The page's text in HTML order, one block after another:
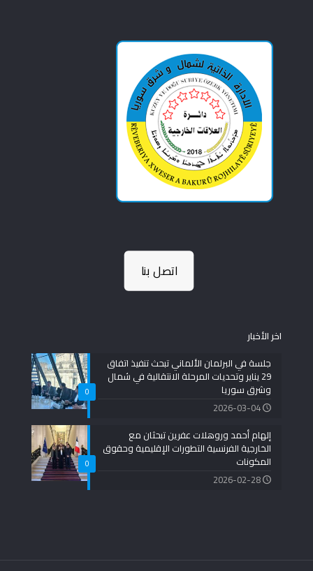
اتصل بنا
اخر الأخبار
0
جلسة في البرلمان الألماني تبحث تنفيذ اتفاق
29 يناير وتحديات المرحلة الانتقالية في شمال
وشرق سوريا
2026-03-04
0
إلهام أحمد وروهلات عفرين تبحثان مع
الخارجية الفرنسية التطورات الإقليمية وحقوق
المكونات
2026-02-28